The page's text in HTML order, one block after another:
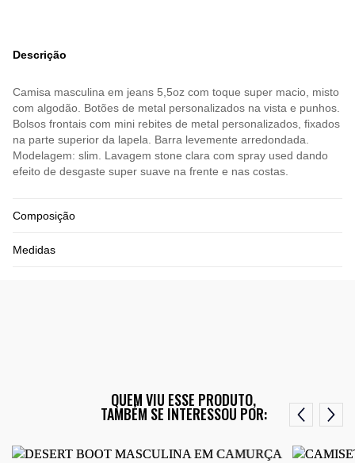
Descrição
Camisa masculina em jeans 5,5oz com toque super macio, misto
com algodão. Botões de metal personalizados na vista e punhos.
Bolsos frontais com mini rebites de metal personalizados, fixados
na parte superior da lapela. Barra levemente arredondada.
Modelagem: slim. Lavagem stone clara com spray used dando
efeito de desgaste super suave na frente e nas costas.
Composição
Medidas
QUEM VIU ESSE PRODUTO,
TAMBÉM SE INTERESSOU POR: